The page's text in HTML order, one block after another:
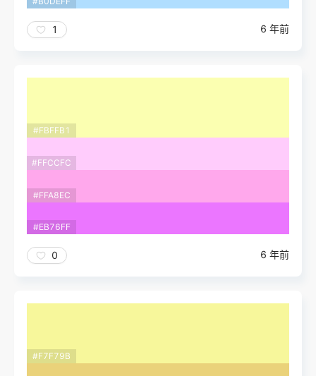
1 6 年前
#FBFFB1
#FFCCFC
#FFA8EC
#EB76FF
0 6 年前
#F7F79B